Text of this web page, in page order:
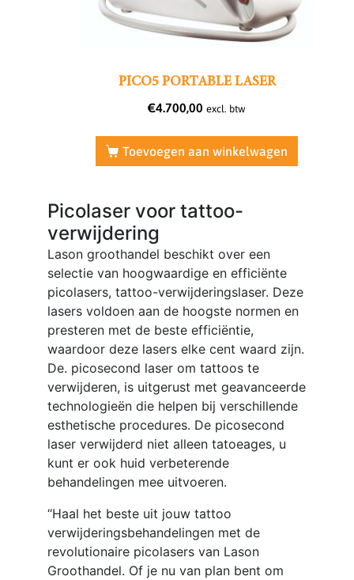
PICO5 PORTABLE LASER
€4.700,00 excl. btw
Toevoegen aan winkelwagen
Picolaser voor tattoo-
verwijdering
Lason groothandel beschikt over een
selectie van hoogwaardige en efficiënte
picolasers, tattoo-verwijderingslaser. Deze
lasers voldoen aan de hoogste normen en
presteren met de beste efficiëntie,
waardoor deze lasers elke cent waard zijn.
De. picosecond laser om tattoos te
verwijderen, is uitgerust met geavanceerde
technologieën die helpen bij verschillende
esthetische procedures. De picosecond
laser verwijderd niet alleen tatoeages, u
kunt er ook huid verbeterende
behandelingen mee uitvoeren.
“Haal het beste uit jouw tattoo
verwijderingsbehandelingen met de
revolutionaire picolasers van Lason
Groothandel. Of je nu van plan bent om